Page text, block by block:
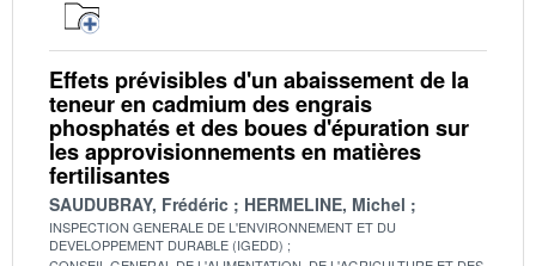
Effets prévisibles d'un abaissement de la
teneur en cadmium des engrais
phosphatés et des boues d'épuration sur
les approvisionnements en matières
fertilisantes
SAUDUBRAY, Frédéric HERMELINE, Michel
INSPECTION GENERALE DE L'ENVIRONNEMENT ET DU
DEVELOPPEMENT DURABLE (IGEDD)